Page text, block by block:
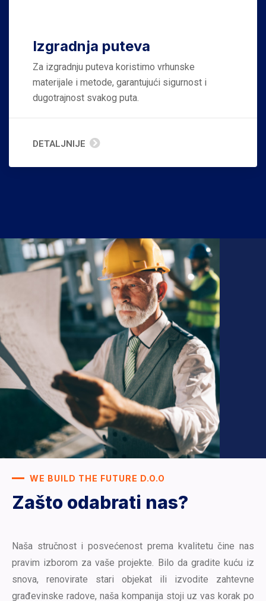
Izgradnja puteva
Za izgradnju puteva koristimo vrhunske
materijale i metode, garantujući sigurnost i
dugotrajnost svakog puta.
DETALJNIJE
WE BUILD THE FUTURE D.O.O
Zašto odabrati nas?
Naša stručnost i posvećenost prema kvalitetu čine nas
pravim izborom za vaše projekte. Bilo da gradite kuću iz
snova, renovirate stari objekat ili izvodite zahtevne
građevinske radove, naša kompanija stoji uz vas korak po